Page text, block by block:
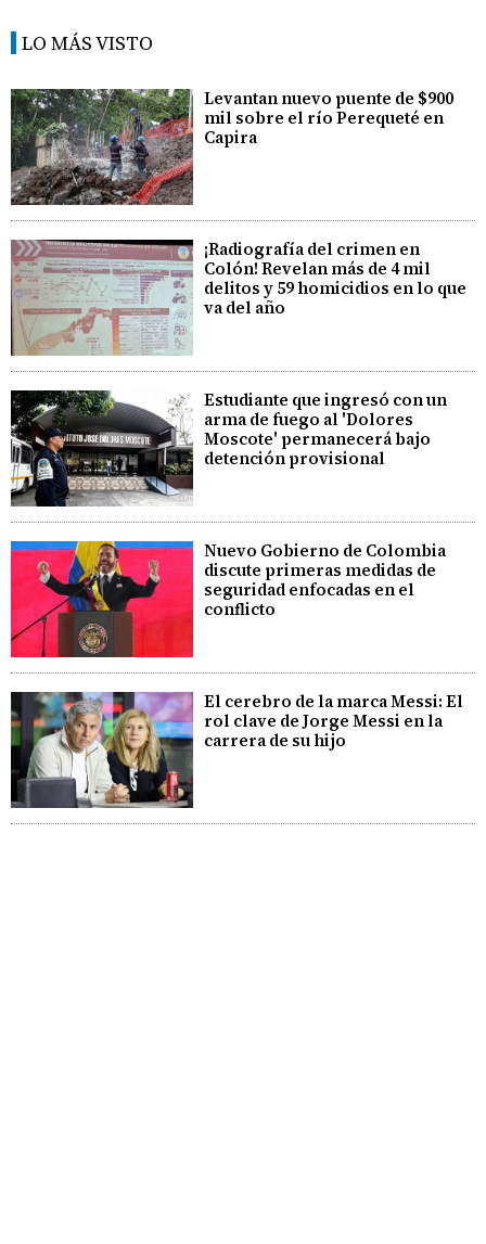
LO MÁS VISTO
Levantan nuevo puente de $900
mil sobre el río Perequeté en
Capira
¡Radiografía del crimen en
Colón! Revelan más de 4 mil
delitos y 59 homicidios en lo que
va del año
Estudiante que ingresó con un
arma de fuego al 'Dolores
Moscote' permanecerá bajo
detención provisional
Nuevo Gobierno de Colombia
discute primeras medidas de
seguridad enfocadas en el
conflicto
El cerebro de la marca Messi: El
rol clave de Jorge Messi en la
carrera de su hijo